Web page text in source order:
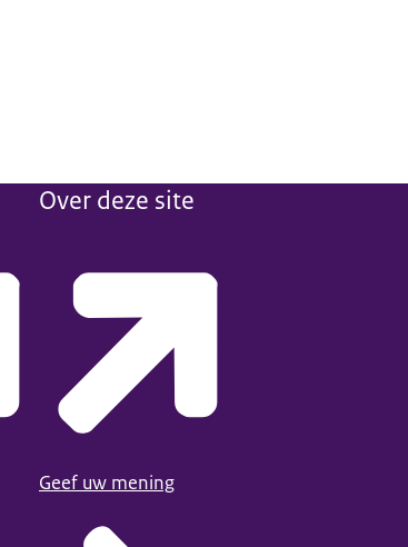
Over deze site
Geef uw mening